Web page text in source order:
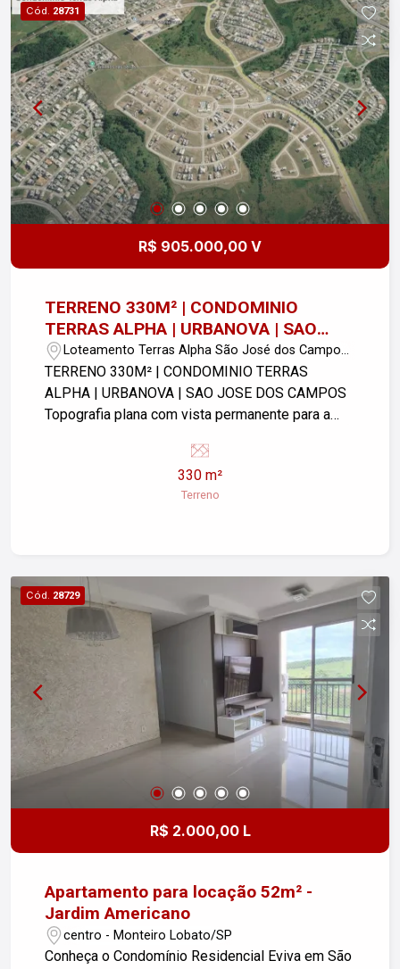
Cód. 28731
R$ 905.000,00 V
TERRENO 330M² | CONDOMINIO
TERRAS ALPHA | URBANOVA | SAO
JOSE DOS CAMPOS
Loteamento Terras Alpha São José dos Campos
- São José dos Campos/SP
TERRENO 330M² | CONDOMINIO TERRAS
ALPHA | URBANOVA | SAO JOSE DOS CAMPOS
Topografia plana com vista permanente para a
fiação e infraestrutura de dados totalmente
conta com um conceito de `condomínio clube` e
com deck seco e molhado. Quadra de Tênis
Oficial. Quadra Poliesportiva. Campo de Futebol
Society com gramado natural. Salão de Festas
Gourmet: Espaço climatizado e equipado
(inclusive com sistema de som bluetooth e Wi-Fi
nas áreas comuns). Churrasqueira. Salão de
Jogos. Playground. Espaço Pet. Sistema interno
de ciclovia com bicicletário e bikes para uso
coletivo dos moradores.
330 m²
Terreno
Cód. 28729
R$ 2.000,00 L
Apartamento para locação 52m² -
Jardim Americano
centro - Monteiro Lobato/SP
Conheça o Condomínio Residencial Eviva em São